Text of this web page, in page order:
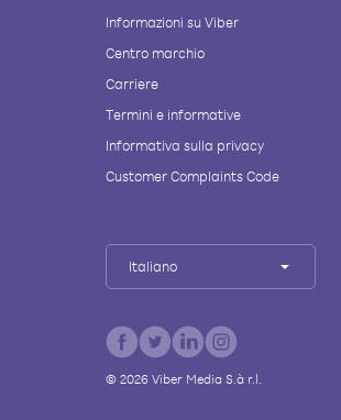
Informazioni su Viber
Centro marchio
Carriere
Termini e informative
Informativa sulla privacy
Customer Complaints Code
Italiano
© 2026Viber Media S.à r.l.